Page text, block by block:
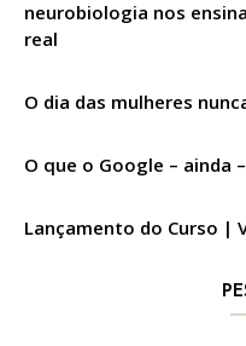
neurobiologia nos
real
O dia das mulheres
O que o Google – ainda
Lançamento do Curso |